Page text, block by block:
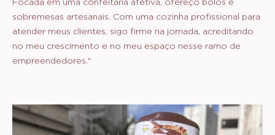
sobremesas artesanais. Com uma cozinha profissional para
atender meus clientes, sigo firme na jornada, acreditando
no meu crescimento e no meu espaço nesse ramo de
empreendedores."